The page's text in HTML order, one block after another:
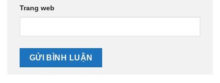
Trang web